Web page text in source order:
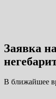
Заявка
В ближайшее